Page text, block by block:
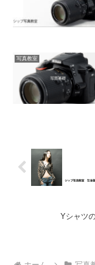
写真教室
Yシャツ